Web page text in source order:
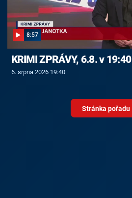
8:57
KRIMI ZPRÁVY, 6.8. v 19:40
6. srpna 2026 19:40
Stránka pořadu